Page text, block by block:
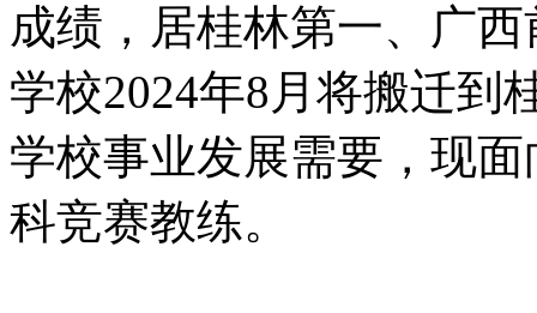
成绩，居桂林第一、广
学校2024年8月将搬迁到
学校事业发展需要，现
科竞赛教练。